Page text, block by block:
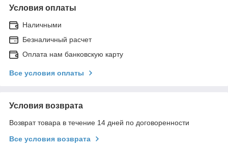
Условия оплаты
Наличными
Безналичный расчет
Оплата нам банковскую карту
Все условия оплаты
Условия возврата
Возврат товара в течение 14 дней по договоренности
Все условия возврата